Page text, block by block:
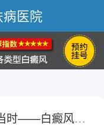
医院
慈善援助暖冬行，快速祛白正当时——白癜风冬季复色工程启动